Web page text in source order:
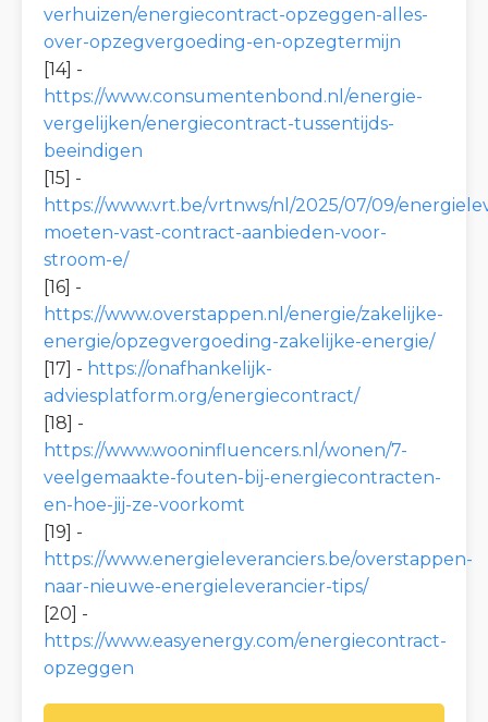
verhuizen/energiecontract-opzeggen-alles-
over-opzegvergoeding-en-opzegtermijn
[14] -
https://www.consumentenbond.nl/energie-
vergelijken/energiecontract-tussentijds-
beeindigen
[15] -
https://www.vrt.be/vrtnws/nl/2025/07/09/
moeten-vast-contract-aanbieden-voor-
stroom-e/
[16] -
https://www.overstappen.nl/energie/zakelijke-
energie/opzegvergoeding-zakelijke-energie/
[17] - https://onafhankelijk-
adviesplatform.org/energiecontract/
[18] -
https://www.wooninfluencers.nl/wonen/7-
veelgemaakte-fouten-bij-energiecontracten-
en-hoe-jij-ze-voorkomt
[19] -
https://www.energieleveranciers.be/overstappen-
naar-nieuwe-energieleverancier-tips/
[20] -
https://www.easyenergy.com/energiecontract-
opzeggen